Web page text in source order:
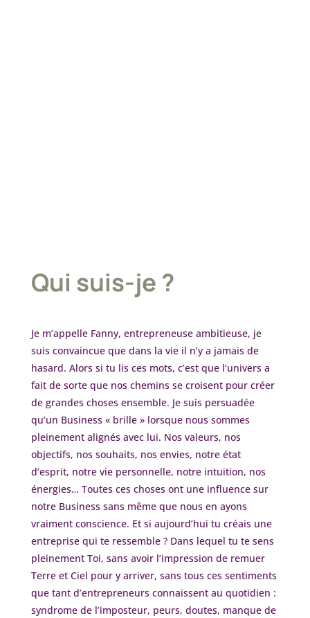
Qui suis-je ?
Je m’appelle Fanny, entrepreneuse ambitieuse, je
suis convaincue que dans la vie il n’y a jamais de
hasard. Alors si tu lis ces mots, c’est que l’univers a
fait de sorte que nos chemins se croisent pour créer
de grandes choses ensemble. Je suis persuadée
qu’un Business « brille » lorsque nous sommes
pleinement alignés avec lui. Nos valeurs, nos
objectifs, nos souhaits, nos envies, notre état
d’esprit, notre vie personnelle, notre intuition, nos
énergies… Toutes ces choses ont une influence sur
notre Business sans même que nous en ayons
vraiment conscience. Et si aujourd’hui tu créais une
entreprise qui te ressemble ? Dans lequel tu te sens
pleinement Toi, sans avoir l’impression de remuer
Terre et Ciel pour y arriver, sans tous ces sentiments
que tant d’entrepreneurs connaissent au quotidien :
syndrome de l’imposteur, peurs, doutes, manque de